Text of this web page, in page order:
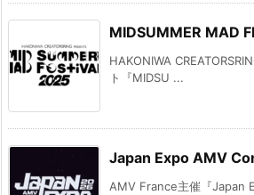
MIDSUMMER MAD
HAKONIWA
ト『MIDSU ...
Japan Expo AMV
AMV France主催『Japan